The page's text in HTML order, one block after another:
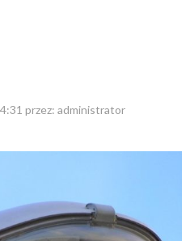
przez: administrator